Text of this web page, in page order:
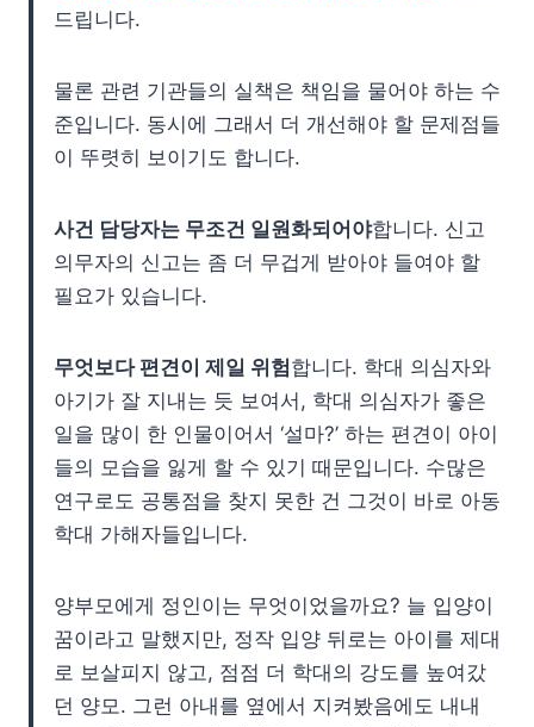
드립니다.
물론 관련 기관들의 실책은 책임을 물어야 하는 수
준입니다. 동시에 그래서 더 개선해야 할 문제점들
이 뚜렷히 보이기도 합니다.
사건 담당자는 무조건 일원화되어야합니다. 신고
의무자의 신고는 좀 더 무겁게 받아야 들여야 할
필요가 있습니다.
무엇보다 편견이 제일 위험합니다. 학대 의심자와
아기가 잘 지내는 듯 보여서, 학대 의심자가 좋은
일을 많이 한 인물이어서 ‘설마?’ 하는 편견이 아이
들의 모습을 잃게 할 수 있기 때문입니다. 수많은
연구로도 공통점을 찾지 못한 건 그것이 바로 아동
학대 가해자들입니다.
양부모에게 정인이는 무엇이었을까요? 늘 입양이
꿈이라고 말했지만, 정작 입양 뒤로는 아이를 제대
로 보살피지 않고, 점점 더 학대의 강도를 높여갔
던 양모. 그런 아내를 옆에서 지켜봤음에도 내내